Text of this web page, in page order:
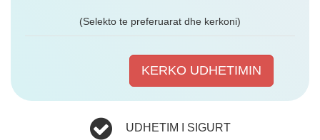
(Selekto te preferuarat dhe kerkoni)
KERKO UDHETIMIN
UDHETIM I SIGURT